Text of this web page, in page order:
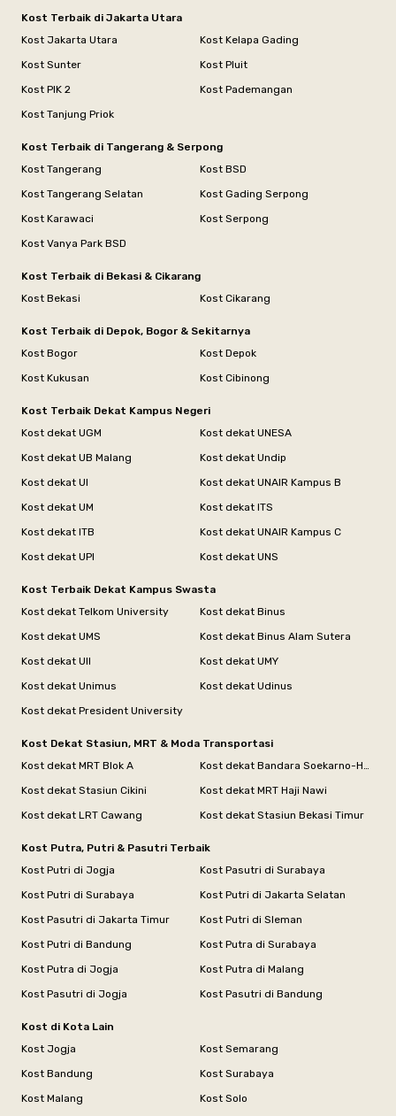
Kost Terbaik di Jakarta Utara
Kost Jakarta Utara
Kost Kelapa Gading
Kost Sunter
Kost Pluit
Kost PIK 2
Kost Pademangan
Kost Tanjung Priok
Kost Terbaik di Tangerang & Serpong
Kost Tangerang
Kost BSD
Kost Tangerang Selatan
Kost Gading Serpong
Kost Karawaci
Kost Serpong
Kost Vanya Park BSD
Kost Terbaik di Bekasi & Cikarang
Kost Bekasi
Kost Cikarang
Kost Terbaik di Depok, Bogor & Sekitarnya
Kost Bogor
Kost Depok
Kost Kukusan
Kost Cibinong
Kost Terbaik Dekat Kampus Negeri
Kost dekat UGM
Kost dekat UNESA
Kost dekat UB Malang
Kost dekat Undip
Kost dekat UI
Kost dekat UNAIR Kampus B
Kost dekat UM
Kost dekat ITS
Kost dekat ITB
Kost dekat UNAIR Kampus C
Kost dekat UPI
Kost dekat UNS
Kost Terbaik Dekat Kampus Swasta
Kost dekat Telkom University
Kost dekat Binus
Kost dekat UMS
Kost dekat Binus Alam Sutera
Kost dekat UII
Kost dekat UMY
Kost dekat Unimus
Kost dekat Udinus
Kost dekat President University
Kost Dekat Stasiun, MRT & Moda Transportasi
Kost dekat MRT Blok A
Kost dekat Bandara Soekarno-Hatta
Kost dekat Stasiun Cikini
Kost dekat MRT Haji Nawi
Kost dekat LRT Cawang
Kost dekat Stasiun Bekasi Timur
Kost Putra, Putri & Pasutri Terbaik
Kost Putri di Jogja
Kost Pasutri di Surabaya
Kost Putri di Surabaya
Kost Putri di Jakarta Selatan
Kost Pasutri di Jakarta Timur
Kost Putri di Sleman
Kost Putri di Bandung
Kost Putra di Surabaya
Kost Putra di Jogja
Kost Putra di Malang
Kost Pasutri di Jogja
Kost Pasutri di Bandung
Kost di Kota Lain
Kost Jogja
Kost Semarang
Kost Bandung
Kost Surabaya
Kost Malang
Kost Solo